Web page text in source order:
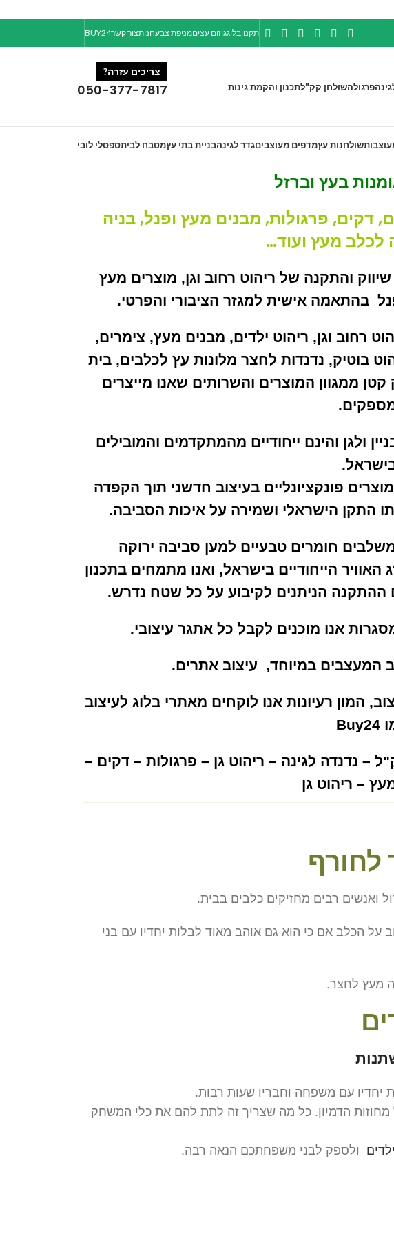
תקנוןבלוגגיזום עציםמניפת צבעחנותצור קשרBUY24
פרגולהשולחן קק"לתכנון והקמת גינות
צריכים עזרה?
050-377-7817
שולחנות עץמדפים מעוצביםגדר לגינהבניית בתי עץמטבח לביתספסלי לובי
בעץ וברזל
, דקים, פרגולות, מבנים מעץ ופנל, בניה
לכלב מעץועוד…
והתקנה של ריהוט רחוב וגן, מוצרים מעץ
בהתאמה אישית למגזר הציבורי והפרטי.
רחוב וגן, ריהוט ילדים, מבנים מעץ, צימרים,
בוטיק, נדנדות לחצר מלונות עץ לכלבים, בית
ממגוון המוצרים והשרותים שאנו מייצרים
ולגן והינם ייחודיים מהמתקדמים והמובילים
פונקציונליים בעיצוב חדשני תוך הקפדה
התקן הישראלי ושמירה על איכות הסביבה.
חומרים טבעיים למען סביבה ירוקה
האוויר הייחודיים בישראל, ואנו מתמחים בתכנון
ההתקנה הניתנים לקיבוע על כל שטח נדרש.
המעצבים במיוחד, עיצוב אתרים.
המון רעיונות אנו לוקחים מאתרי בלוג לעיצוב
Buy24
– נדנדה לגינה – ריהוט גן – פרגולות– דקים –
– ריהוט גן
לחורף
ואנשים רבים מחזיקים כלבים בבית.
הכלב אם כי הוא גם אוהב מאוד לבלות יחדיו עם בני
מעץ לחצר.
עם משפחה וחבריו שעות רבות.
מחוזות הדמיון. כל מה שצריך זה לתת להם את כלי המשחק
ולספק לבני משפחתכם הנאה רבה.